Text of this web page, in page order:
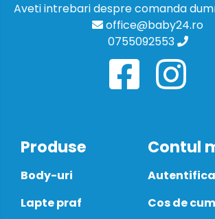
Aveti intrebari despre comanda
office@baby24.ro
0755092553
Produse
Body-uri
Lapte praf
Contul
Cos de